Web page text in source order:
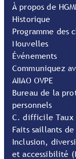
À propos de
Historique
Programme des
Nouvelles
Événements
Communiquez
AIIAO OVPE
Bureau de la
personnels
C. difficile Taux
Faits saillants
Inclusion,
et accessibilité